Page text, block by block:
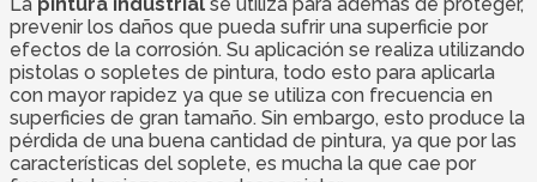
prevenir los daños que pueda sufrir una superficie por
efectos de la corrosión. Su aplicación se realiza utilizando
pistolas o sopletes de pintura, todo esto para aplicarla
con mayor rapidez ya que se utiliza con frecuencia en
superficies de gran tamaño. Sin embargo, esto produce la
pérdida de una buena cantidad de pintura, ya que por las
características del soplete, es mucha la que cae por